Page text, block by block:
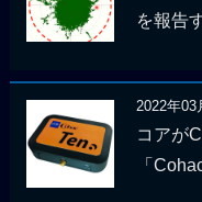
を報告
2022年03
コアが
「